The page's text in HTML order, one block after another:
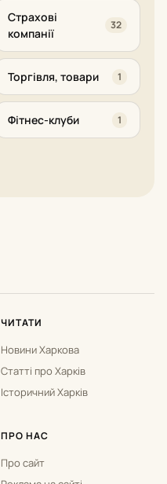
Страхові
компанії
32
Торгівля, товари 1
Фітнес-клуби 1
ЧИТАТИ
Новини Харкова
Статті про Харків
Історичний Харків
ПРО НАС
Про сайт